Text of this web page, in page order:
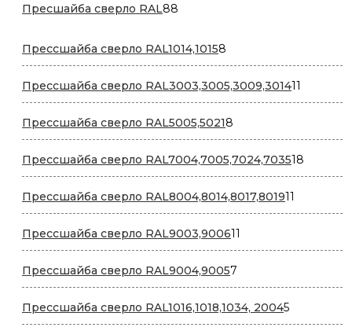
Пресшайба сверло RAL88
Прессшайба сверло RAL1014,10158
товаров
Прессшайба сверло RAL3003,3005,3009,301411
товаров
Прессшайба сверло RAL5005,50218
товаров
Прессшайба сверло RAL7004,7005,7024,703518
товаров
Прессшайба сверло RAL8004,8014,8017,801911
товаров
Прессшайба сверло RAL9003,900611
товаров
Прессшайба сверло RAL9004,90057
товаров
Прессшайба сверло RAL1016,1018,1034, 200455
товаров